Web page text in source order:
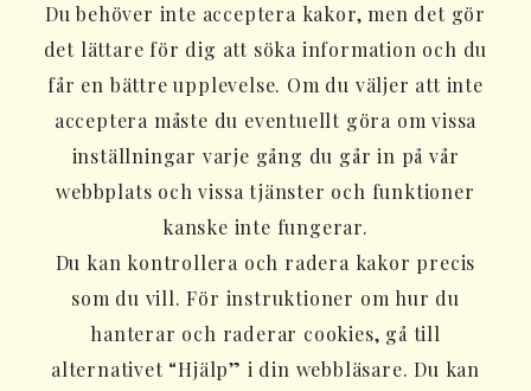
Du behöver inte acceptera kakor, men det gör
det lättare för dig att söka information och du
får en bättre upplevelse. Om du väljer att inte
acceptera måste du eventuellt göra om vissa
inställningar varje gång du går in på vår
webbplats och vissa tjänster och funktioner
kanske inte fungerar.
Du kan kontrollera och radera kakor precis
som du vill. För instruktioner om hur du
hanterar och raderar cookies, gå till
alternativet “Hjälp” i din webbläsare. Du kan